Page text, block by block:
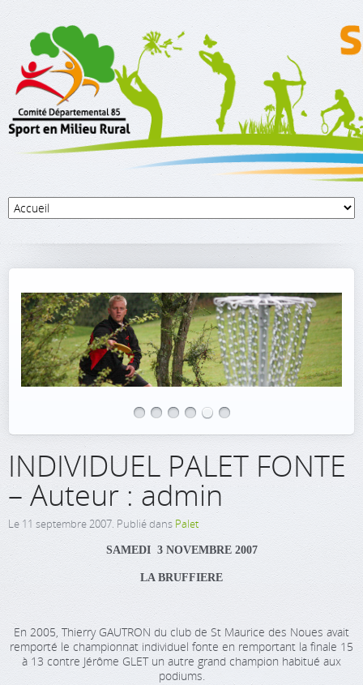
INDIVIDUEL PALET FONTE
– Auteur : admin
Le 11 septembre 2007. Publié dans Palet
SAMEDI 3 NOVEMBRE 2007
LA BRUFFIERE
En 2005, Thierry GAUTRON du club de St Maurice des Noues avait
remporté le championnat individuel fonte en remportant la finale 15
à 13 contre Jérôme GLET un autre grand champion habitué aux
podiums.